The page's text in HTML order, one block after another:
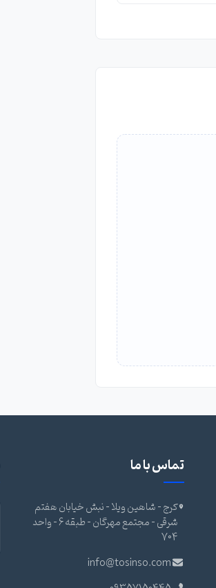
تماس با ما
کرج - شاهین ویلا - نبش خیابان هفتم
شرقی - مجتمع مهرگان - طبقه 6 - واحد
704
info@tosinso.com